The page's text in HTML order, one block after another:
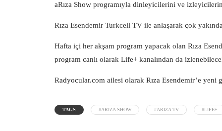
aRıza Show programıyla dinleyicilerini ve
Rıza Esendemir Turkcell TV ile anlaşarak çok
Hafta içi her akşam program yapacak olan Rıza
program canlı olarak Life+ kanalından da
Radyocular.com ailesi olarak Rıza Esendemir’e yeni
TAGS #ARIZA SHOW #ARIZA TV #LIFE+